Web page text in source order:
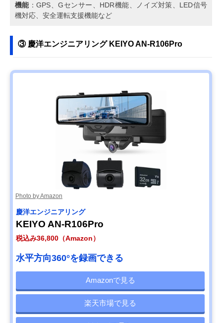
機能：GPS、Gセンサー、HDR機能、ノイズ対策、LED信号
機対応、安全運転支援機能など
③ 慶洋エンジニアリング KEIYO AN-R106Pro
Photo by Amazon
慶洋エンジニアリング
KEIYO AN-R106Pro
税込み36,800（Amazon）
水平方向360°を録画できる
Amazonで見る
楽天市場で見る